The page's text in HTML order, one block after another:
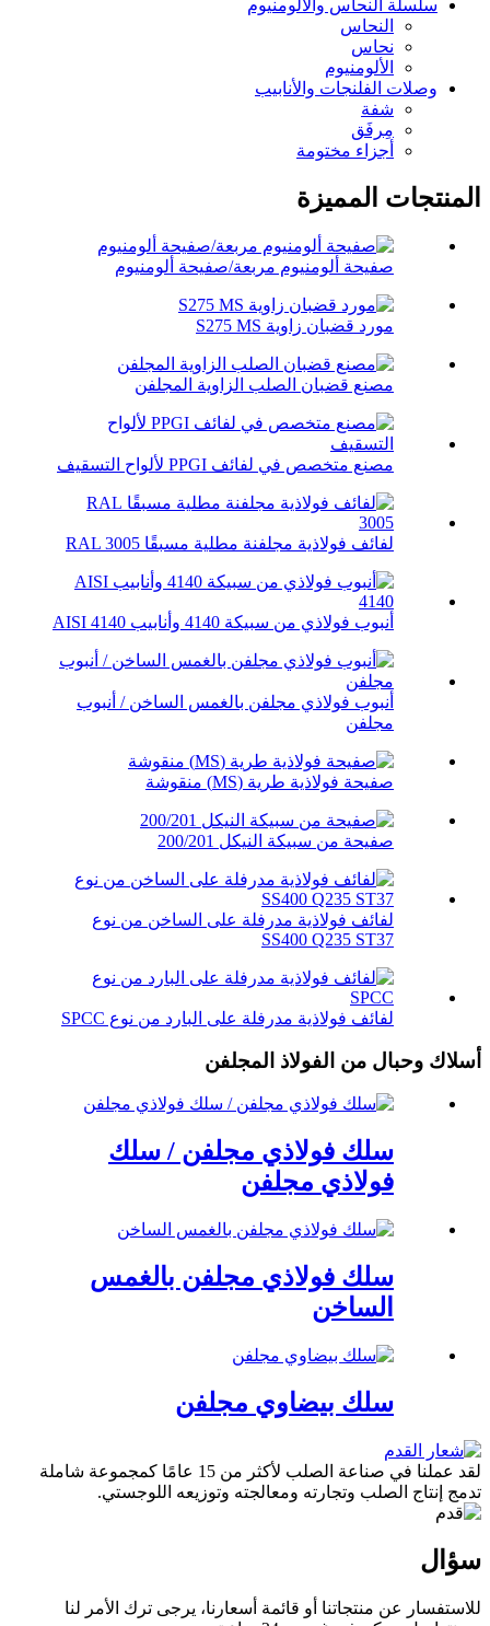
سلسلة النحاس والألومنيوم
النحاس
نحاس
الألومنيوم
وصلات الفلنجات والأنابيب
شفة
مِرفَق
أجزاء مختومة
المنتجات المميزة
صفيحة ألومنيوم مربعة/صفيحة ألومنيوم
مورد قضبان زاوية S275 MS
مصنع قضبان الصلب الزاوية المجلفن
مصنع متخصص في لفائف PPGI لألواح التسقيف
لفائف فولاذية مجلفنة مطلية مسبقًا RAL 3005
أنبوب فولاذي من سبيكة 4140 وأنابيب AISI 4140
أنبوب فولاذي مجلفن بالغمس الساخن / أنبوب
مجلفن
صفيحة فولاذية طرية (MS) منقوشة
صفيحة من سبيكة النيكل 200/201
لفائف فولاذية مدرفلة على الساخن من نوع
SS400 Q235 ST37
لفائف فولاذية مدرفلة على البارد من نوع SPCC
أسلاك وحبال من الفولاذ المجلفن
سلك فولاذي مجلفن / سلك
فولاذي مجلفن
سلك فولاذي مجلفن بالغمس
الساخن
سلك بيضاوي مجلفن
لقد عملنا في صناعة الصلب لأكثر من 15 عامًا كمجموعة شاملة
تدمج إنتاج الصلب وتجارته ومعالجته وتوزيعه اللوجستي.
سؤال
للاستفسار عن منتجاتنا أو قائمة أسعارنا، يرجى ترك الأمر لنا